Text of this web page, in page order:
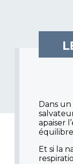
Dans
apaiser
Et si la